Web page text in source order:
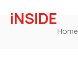
iNSIDE
Home